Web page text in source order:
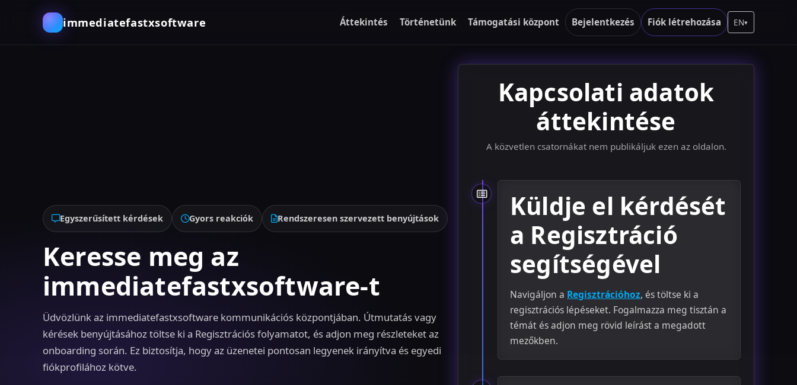
immediatefastxsoftware Áttekintés Történetünk Támogatási központ Bejelentkezés Fiók létrehozása EN▾
Egyszerűsített kérdések Gyors reakciók Rendszeresen szervezett benyújtások
Keresse meg az
immediatefastxsoftware-t
Üdvözlünk az immediatefastxsoftware kommunikációs központjában. Útmutatás vagy
kérések benyújtásához töltse ki a Regisztrációs folyamatot, és adjon meg részleteket az
onboarding során. Ez biztosítja, hogy az üzenetei pontosan legyenek irányítva és egyedi
fiókprofilához kötve.
Kapcsolati adatok
áttekintése
A közvetlen csatornákat nem publikáljuk ezen az oldalon.
Küldje el kérdését
a Regisztráció
segítségével
Navigáljon a Regisztrációhoz, és töltse ki a
regisztrációs lépéseket. Fogalmazza meg tisztán a
témát és adjon meg rövid leírást a megadott
mezőkben.